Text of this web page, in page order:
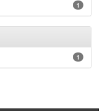
1
1